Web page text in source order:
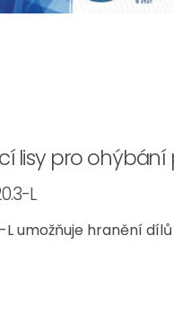
lisy pro
L
umožňuje hranění